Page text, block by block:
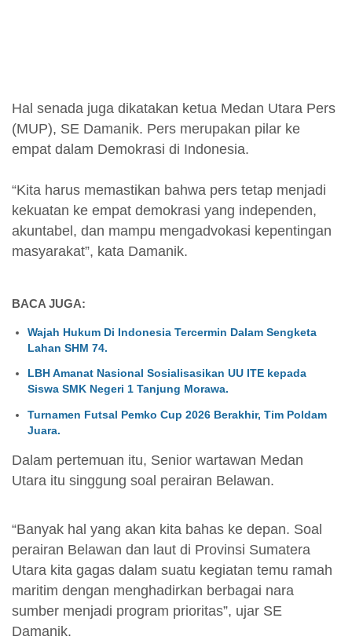
Hal senada juga dikatakan ketua Medan Utara Pers
(MUP), SE Damanik. Pers merupakan pilar ke
empat dalam Demokrasi di Indonesia.
“Kita harus memastikan bahwa pers tetap menjadi
kekuatan ke empat demokrasi yang independen,
akuntabel, dan mampu mengadvokasi kepentingan
masyarakat”, kata Damanik.
BACA JUGA:
Wajah Hukum Di Indonesia Tercermin Dalam Sengketa
Lahan SHM 74.
LBH Amanat Nasional Sosialisasikan UU ITE kepada
Siswa SMK Negeri 1 Tanjung Morawa.
Turnamen Futsal Pemko Cup 2026 Berakhir, Tim Poldam
Juara.
Dalam pertemuan itu, Senior wartawan Medan
Utara itu singgung soal perairan Belawan.
“Banyak hal yang akan kita bahas ke depan. Soal
perairan Belawan dan laut di Provinsi Sumatera
Utara kita gagas dalam suatu kegiatan temu ramah
maritim dengan menghadirkan berbagai nara
sumber menjadi program prioritas”, ujar SE
Damanik.